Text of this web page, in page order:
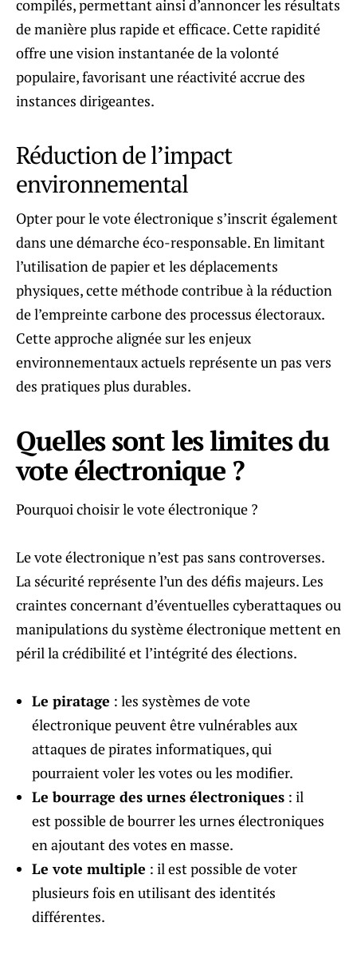
compilés, permettant ainsi d’annoncer les résultats
de manière plus rapide et efficace. Cette rapidité
offre une vision instantanée de la volonté
populaire, favorisant une réactivité accrue des
instances dirigeantes.
Réduction de l’impact
environnemental
Opter pour le vote électronique s’inscrit également
dans une démarche éco-responsable. En limitant
l’utilisation de papier et les déplacements
physiques, cette méthode contribue à la réduction
de l’empreinte carbone des processus électoraux.
Cette approche alignée sur les enjeux
environnementaux actuels représente un pas vers
des pratiques plus durables.
Quelles sont les limites du
vote électronique ?
Pourquoi choisir le vote électronique ?
Le vote électronique n’est pas sans controverses.
La sécurité représente l’un des défis majeurs. Les
craintes concernant d’éventuelles cyberattaques ou
manipulations du système électronique mettent en
péril la crédibilité et l’intégrité des élections.
Le piratage : les systèmes de vote
électronique peuvent être vulnérables aux
attaques de pirates informatiques, qui
pourraient voler les votes ou les modifier.
Le bourrage des urnes électroniques : il
est possible de bourrer les urnes électroniques
en ajoutant des votes en masse.
Le vote multiple : il est possible de voter
plusieurs fois en utilisant des identités
différentes.